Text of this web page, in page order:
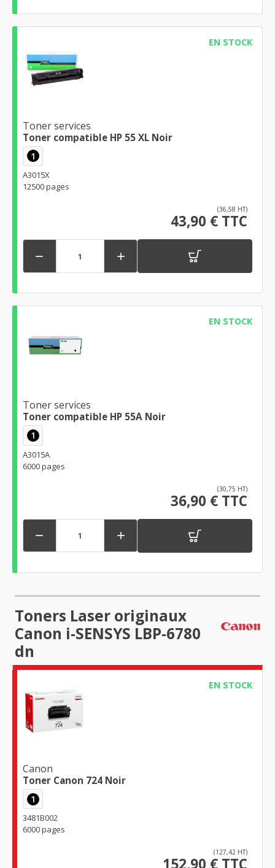
EN STOCK
Toner services
Toner compatible HP 55 XL Noir
1
A3015X
12500 pages
(36,58 HT)
43,90 € TTC
 
EN STOCK
Toner services
Toner compatible HP 55A Noir
1
A3015A
6000 pages
(30,75 HT)
36,90 € TTC
 
Toners Laser originaux
Canon i-SENSYS LBP-6780
dn
EN STOCK
Canon
Toner Canon 724 Noir
1
3481B002
6000 pages
(127,42 HT)
152,90 € TTC